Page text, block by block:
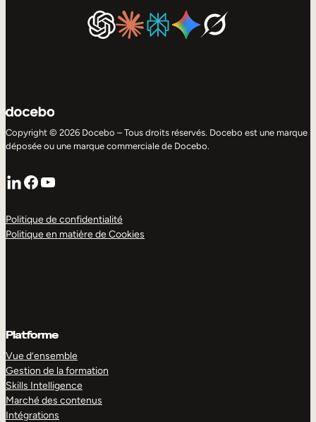
Copyright © 2026 Docebo – Tous droits réservés. Docebo est une marque
déposée ou une marque commerciale de Docebo.
LinkedIn
Facebook
YouTube
Politique de confidentialité
Politique en matière de Cookies
Platforme
Vue d’ensemble
Gestion de la formation
Skills Intelligence
Marché des contenus
Intégrations